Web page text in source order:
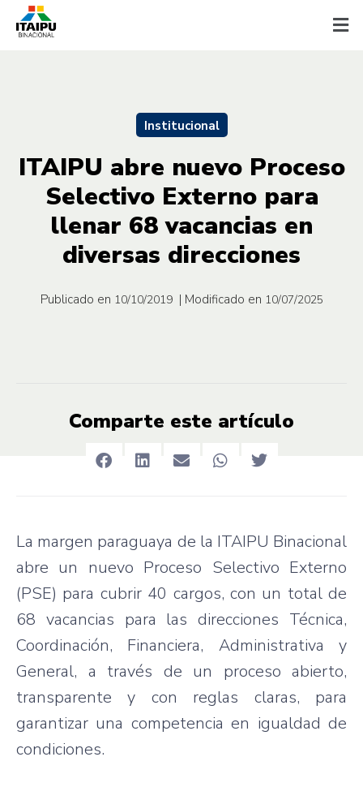
Institucional
ITAIPU abre nuevo Proceso
Selectivo Externo para
llenar 68 vacancias en
diversas direcciones
Publicado en 10/10/2019 | Modificado en 10/07/2025
Comparte este artículo
La margen paraguaya de la ITAIPU Binacional
abre un nuevo Proceso Selectivo Externo
(PSE) para cubrir 40 cargos, con un total de
68 vacancias para las direcciones Técnica,
Coordinación, Financiera, Administrativa y
General, a través de un proceso abierto,
transparente y con reglas claras, para
garantizar una competencia en igualdad de
condiciones.